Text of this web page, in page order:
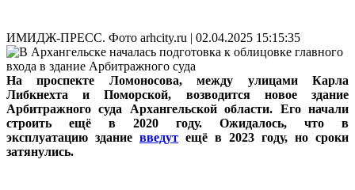
ИМИДЖ-ПРЕСС. Фото arhcity.ru | 02.04.2025 15:15:35
На проспекте Ломоносова, между улицами Карла
Либкнехта и Поморской, возводится новое здание
Арбитражного суда Архангельской области. Его начали
строить ещё в 2020 году. Ожидалось, что в
эксплуатацию здание введут ещё в 2023 году, но сроки
затянулись.